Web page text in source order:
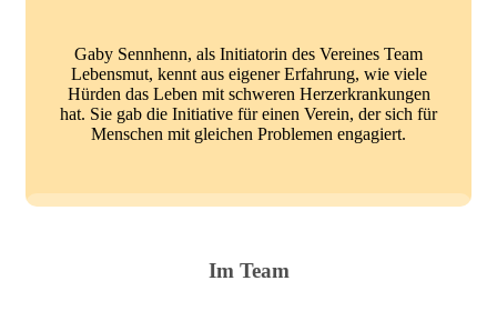
Gaby Sennhenn, als Initiatorin des Vereines Team
Lebensmut, kennt aus eigener Erfahrung, wie viele
Hürden das Leben mit schweren Herzerkrankungen
hat. Sie gab die Initiative für einen Verein, der sich für
Menschen mit gleichen Problemen engagiert.
Im Team